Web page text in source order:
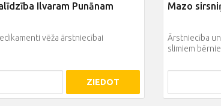
Ilvaram Punānam
vēža ārstniecībai
ZIEDOT
Mazo
Ārstniecība
slimiem